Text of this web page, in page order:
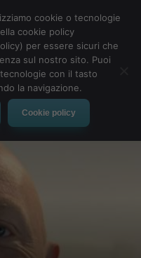
cookie o tecnologie
cookie policy
per essere sicuri che
sul nostro sito. Puoi
con il tasto
la navigazione.
Cookie policy